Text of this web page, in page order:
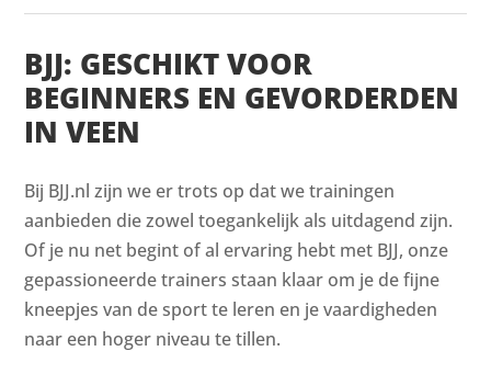
BJJ: GESCHIKT VOOR
BEGINNERS EN GEVORDERDEN
IN VEEN
Bij BJJ.nl zijn we er trots op dat we trainingen
aanbieden die zowel toegankelijk als uitdagend zijn.
Of je nu net begint of al ervaring hebt met BJJ, onze
gepassioneerde trainers staan klaar om je de fijne
kneepjes van de sport te leren en je vaardigheden
naar een hoger niveau te tillen.